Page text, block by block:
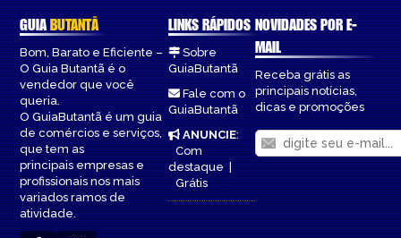
GUIABUTANTÃ
Bom, Barato e Eficiente –
O Guia Butantã é o
vendedor que você
queria.
O GuiaButantã é um guia
de comércios e serviços,
que tem as
principais empresas e
profissionais nos mais
variados ramos de
atividade.
LINKS RÁPIDOS
Sobre
GuiaButantã
Fale com o
GuiaButantã
ANUNCIE:
Com
destaque|
Grátis
NOVIDADES POR E-
MAIL
Receba grátis as
principais notícias,
dicas e promoções